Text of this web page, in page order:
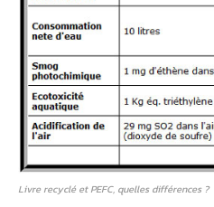
Livre recyclé et PEFC, quelles différences ?